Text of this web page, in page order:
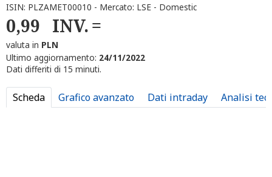
ISIN: PLZAMET00010 - Mercato: LSE - Domestic
0,99 INV.
valuta in PLN
Ultimo aggiornamento: 24/11/2022
Dati differiti di 15 minuti.
Scheda Grafico avanzato Dati intraday Analisi